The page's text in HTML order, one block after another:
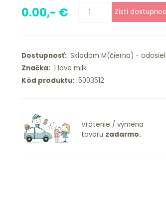
0.00,- €
Dostupnosť:Skladom M(čierna) -
Značka:I love milk
Kód produktu:5003512
Vrátenie / výmena
tovaru zadarmo.